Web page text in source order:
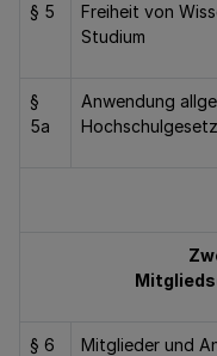
§ 5
Freiheit von
Studium
§
5a
Anwendung
§ 6 Mitglieder und